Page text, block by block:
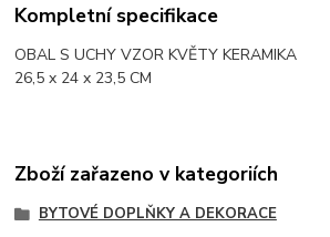
Kompletní specifikace
OBAL S UCHY VZOR KVĚTY KERAMIKA
26,5 x 24 x 23,5 CM
Zboží zařazeno v kategoriích
BYTOVÉ DOPLŇKY A DEKORACE